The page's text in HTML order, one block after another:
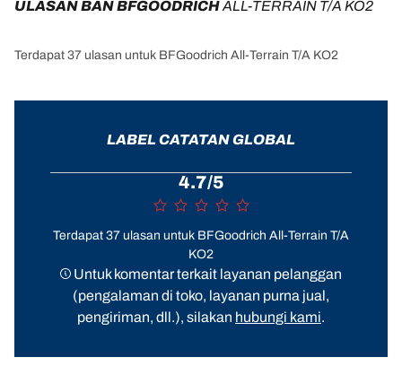
ULASAN BAN BFGOODRICH ALL-TERRAIN T/A KO2
Terdapat 37 ulasan untuk BFGoodrich All-Terrain T/A KO2
LABEL CATATAN GLOBAL
4.7/5
Terdapat 37 ulasan untuk BFGoodrich All-Terrain T/A
KO2
Untuk komentar terkait layanan pelanggan
(pengalaman di toko, layanan purna jual,
pengiriman, dll.), silakan hubungi kami.